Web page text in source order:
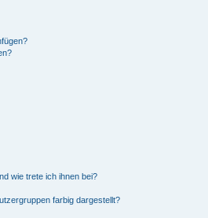
wie trete ich ihnen bei?
farbig dargestellt?